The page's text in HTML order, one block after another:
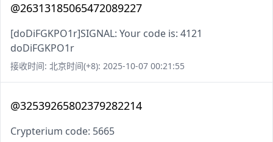
@26313185065472089227
[doDiFGKPO1r]SIGNAL: Your code is: 4121
doDiFGKPO1r
接收时间: 北京时间(+8): 2025-10-07 00:21:55
@32539265802379282214
Crypterium code: 5665